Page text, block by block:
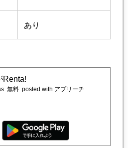
あり
Renta!
無料 posted with アプリーチ